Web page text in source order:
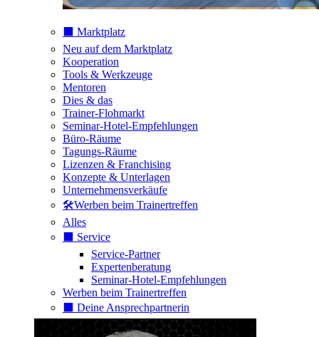
⬛️ Marktplatz
Neu auf dem Marktplatz
Kooperation
Tools & Werkzeuge
Mentoren
Dies & das
Trainer-Flohmarkt
Seminar-Hotel-Empfehlungen
Büro-Räume
Tagungs-Räume
Lizenzen & Franchising
Konzepte & Unterlagen
Unternehmensverkäufe
🛠️Werben beim Trainertreffen
Alles
⬛️ Service
Service-Partner
Expertenberatung
Seminar-Hotel-Empfehlungen
Werben beim Trainertreffen
⬛️ Deine Ansprechpartnerin